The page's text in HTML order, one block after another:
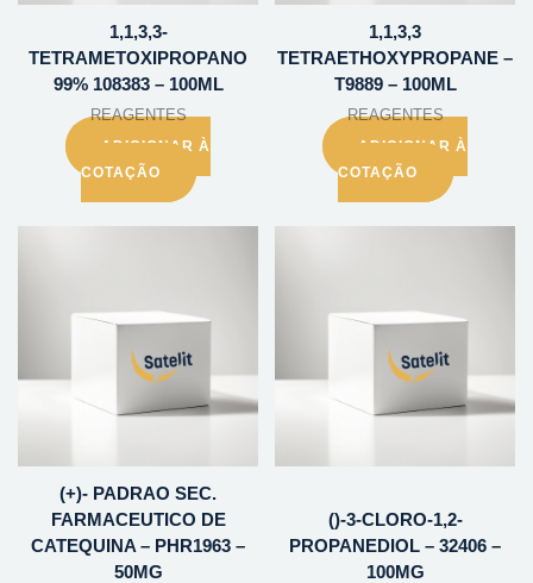
1,1,3,3-
TETRAMETOXIPROPANO
99% 108383 – 100ML
REAGENTES
ADICIONAR À
COTAÇÃO
1,1,3,3
TETRAETHOXYPROPANE –
T9889 – 100ML
REAGENTES
ADICIONAR À
COTAÇÃO
(+)- PADRAO SEC.
FARMACEUTICO DE
CATEQUINA – PHR1963 –
50MG
()-3-CLORO-1,2-
PROPANEDIOL – 32406 –
100MG